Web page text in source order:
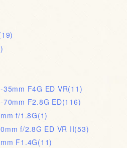
35mm F4G ED VR(11)
70mm F2.8G ED(116)
f/1.8G(1)
f/2.8G ED VR II(53)
F1.4G(11)